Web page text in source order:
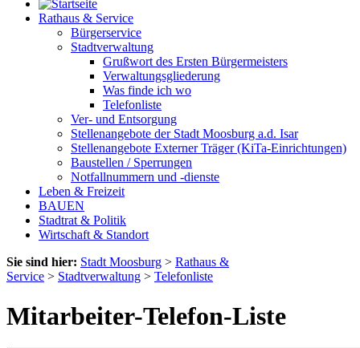
Rathaus & Service
Bürgerservice
Stadtverwaltung
Grußwort des Ersten Bürgermeisters
Verwaltungsgliederung
Was finde ich wo
Telefonliste
Ver- und Entsorgung
Stellenangebote der Stadt Moosburg a.d. Isar
Stellenangebote Externer Träger (KiTa-Einrichtungen)
Baustellen / Sperrungen
Notfallnummern und -dienste
Leben & Freizeit
BAUEN
Stadtrat & Politik
Wirtschaft & Standort
Sie sind hier: Stadt Moosburg > Rathaus &
Service > Stadtverwaltung > Telefonliste
Mitarbeiter-Telefon-Liste